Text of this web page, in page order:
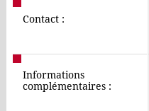
Contact :
Informations
complémentaires :